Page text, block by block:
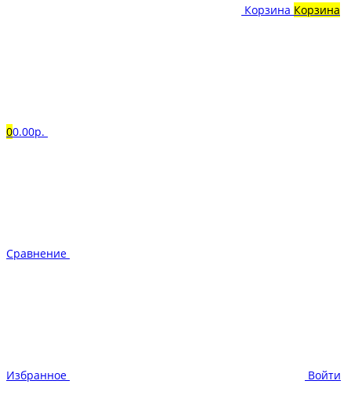
Корзина Корзина
00.00р.
Сравнение
Избранное Войти